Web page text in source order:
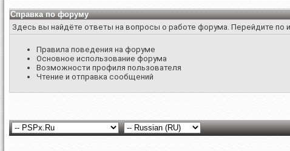
Справка по форуму
Здесь вы найдёте ответы на вопросы о работе форума. Перейдите
Правила поведения на форуме
Основное использование форума
Возможности профиля пользователя
Чтение и отправка сообщений